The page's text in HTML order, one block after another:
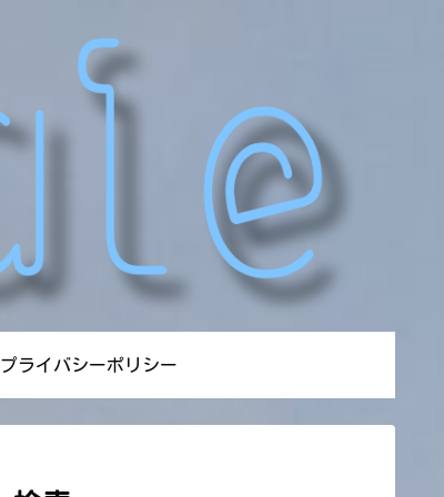
プライバシーポリシー